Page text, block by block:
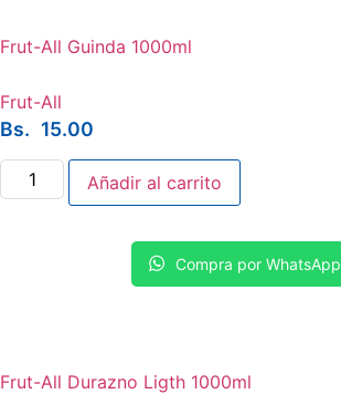
Frut-All Guinda 1000ml
Frut-All
Bs. 15.00
Frut-
Guinda
Añadir al carrito
Compra por WhatsApp
Frut-All Durazno Ligth 1000ml